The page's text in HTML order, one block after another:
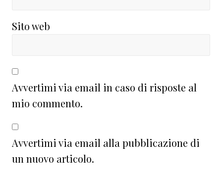
Sito web
Avvertimi via email in caso di risposte al
mio commento.
Avvertimi via email alla pubblicazione di
un nuovo articolo.